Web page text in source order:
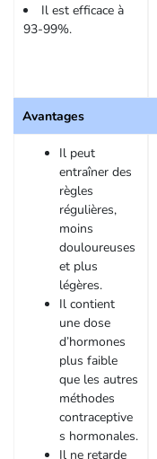
Il est efficace à
93-99%.
Avantages
Il peut
entraîner des
règles
régulières,
moins
douloureuses
et plus
légères.
Il contient
une dose
d’hormones
plus faible
que les autres
méthodes
contraceptive
s hormonales.
Il ne retarde